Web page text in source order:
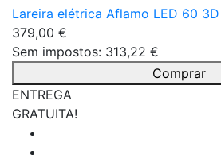
Lareira elétrica Aflamo LED 60 3D
379,00 €
Sem impostos: 313,22 €
Comprar
ENTREGA
GRATUITA!